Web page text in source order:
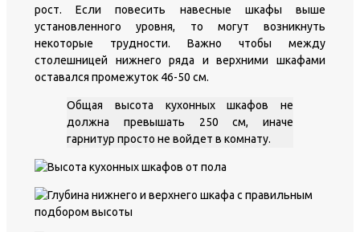
рост. Если повесить навесные шкафы выше
установленного уровня, то могут возникнуть
некоторые трудности. Важно чтобы между
столешницей нижнего ряда и верхними шкафами
оставался промежуток 46-50 см.
Общая высота кухонных шкафов не
должна превышать 250 см, иначе
гарнитур просто не войдет в комнату.